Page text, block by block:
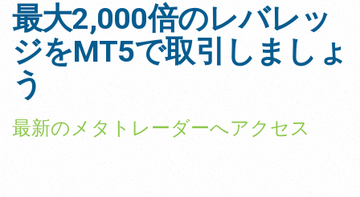
最大2,000倍のレバレッ
ジをMT5で取引しましょ
う
最新のメタトレーダーへアクセス